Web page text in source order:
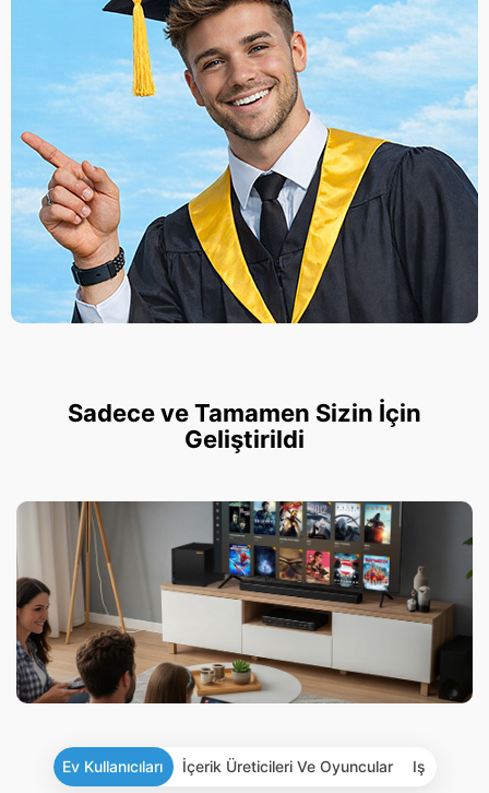
Sadece ve Tamamen Sizin İçin
Geliştirildi
Ev Kullanıcıları İçerik Üreticileri Ve Oyuncular Iş